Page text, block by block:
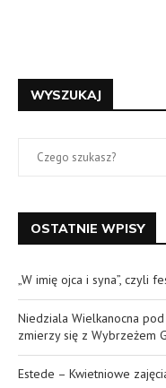
WYSZUKAJ
OSTATNIE WPISY
„W imię ojca i syna”, czyli
Niedziala Wielkanocna
zmierzy się z Wybrzeżem
Estede – Kwietniowe